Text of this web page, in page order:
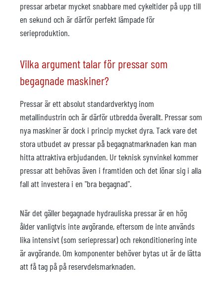
pressar arbetar mycket snabbare med cykeltider på upp till
en sekund och är därför perfekt lämpade för
serieproduktion.
Vilka argument talar för pressar som
begagnade maskiner?
Pressar är ett absolut standardverktyg inom
metallindustrin och är därför utbredda överallt. Pressar som
nya maskiner är dock i princip mycket dyra. Tack vare det
stora utbudet av pressar på begagnatmarknaden kan man
hitta attraktiva erbjudanden. Ur teknisk synvinkel kommer
pressar att behövas även i framtiden och det lönar sig i alla
fall att investera i en "bra begagnad".
När det gäller begagnade hydrauliska pressar är en hög
ålder vanligtvis inte avgörande, eftersom de inte används
lika intensivt (som seriepressar) och rekonditionering inte
är avgörande. Om komponenter behöver bytas ut är de lätta
att få tag på på reservdelsmarknaden.